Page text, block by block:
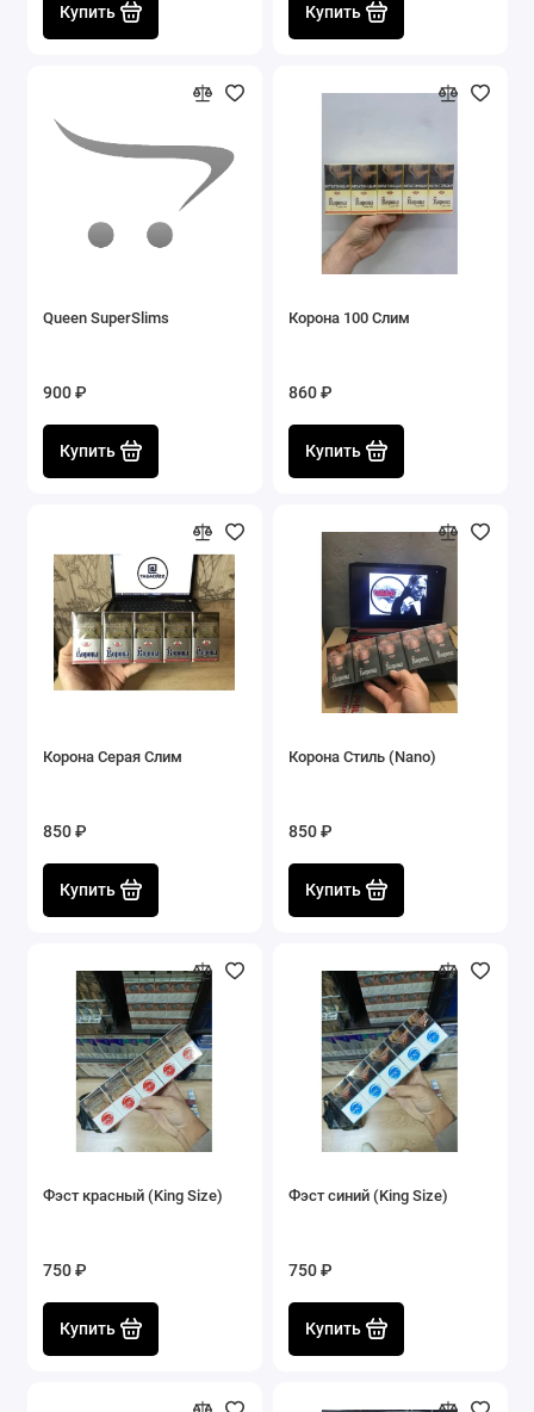
Купить Купить
Queen SuperSlims
900 ₽
Купить
Корона 100 Слим
860 ₽
Купить
Корона Серая Слим
850 ₽
Купить
Корона Стиль (Nano)
850 ₽
Купить
Фэст красный (King Size)
750 ₽
Купить
Фэст синий (King Size)
750 ₽
Купить